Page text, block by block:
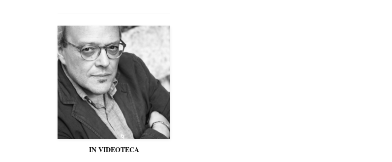
IN VIDEOTECA